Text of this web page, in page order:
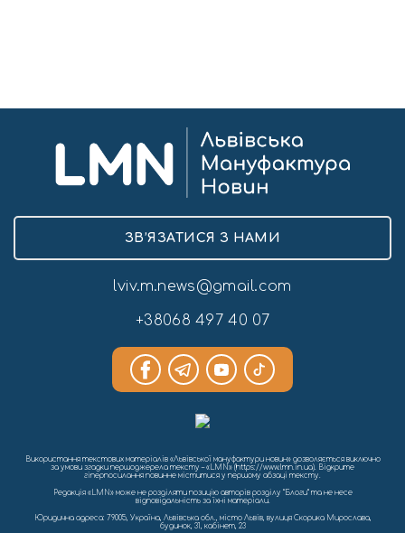
ЗВ’ЯЗАТИСЯ З НАМИ
lviv.m.news@gmail.com
+38068 497 40 07
Використання текстових матеріалів «Львівської мануфактури новин» дозволяється виключно
за умови згадки першоджерела тексту – «LMN» (https://www.lmn.in.ua). Відкрите
гіперпосилання повинне міститися у першому абзаці тексту.
Редакція «LMN» може не розділяти позицію авторів розділу “Блоги” та не несе
відповідальність за їхні матеріали.
Юридична адреса: 79005, Україна, Львівська обл., місто Львів, вулиця Скорика Мирослава,
будинок, 31, кабінет, 23